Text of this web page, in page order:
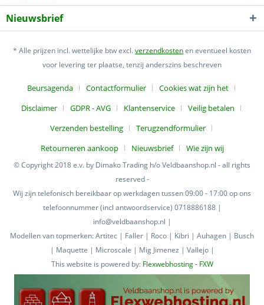
Nieuwsbrief
* Alle prijzen incl. wettelijke btw excl.verzendkostenen eventueel kosten
voor levering ter plaatse, tenzij anderszins beschreven
Beursagenda Contactformulier
Cookies wat zijn het
Disclaimer
GDPR - AVG Klantenservice
Veilig betalen
Verzenden bestelling
Terugzendformulier
Retourneren aankoop
Nieuwsbrief Wie zijn wij
© Copyright 2018 e.v. by Dimako Trading h/o Veldbaanshop.nl - all rights
reserved -
Wij zijn telefonisch bereikbaar op werkdagen tussen 09:00 - 17:00 op ons
telefoonnummer (incl antwoordservice) 0718886188 |
info@veldbaanshop.nl |
Modellen van topmerken: Artitec | Faller | Roco | Kibri | Auhagen | Busch
| Maquette | Microscale | Mig Jimenez | Vallejo |
This website is powered by: Flexwebhosting - FXW